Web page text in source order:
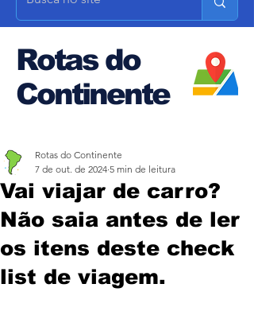
Rotas do
Continente
Vai viajar de carro?
Não saia antes de ler
os itens deste check
list de viagem.
Rotas do Continente
7 de out. de 2024 5 min de leitura